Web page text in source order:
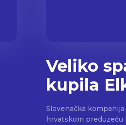
Veliko
kupila
Slovenačka
hrvatskom preduzeću